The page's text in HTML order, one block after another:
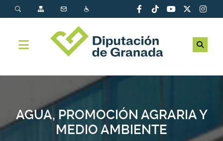
AGUA, PROMOCIÓN AGRARIA Y
MEDIO AMBIENTE